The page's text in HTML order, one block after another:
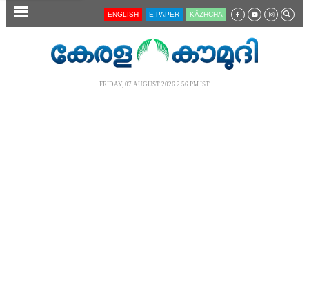
SECTIONS ENGLISH E-PAPER KĀZHCHA
FRIDAY, 07 AUGUST 2026 2.56 PM IST